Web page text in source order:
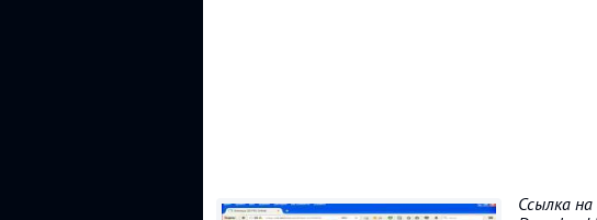
Ссылка